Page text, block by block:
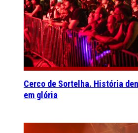
Cerco de Sortelha. História
em glória